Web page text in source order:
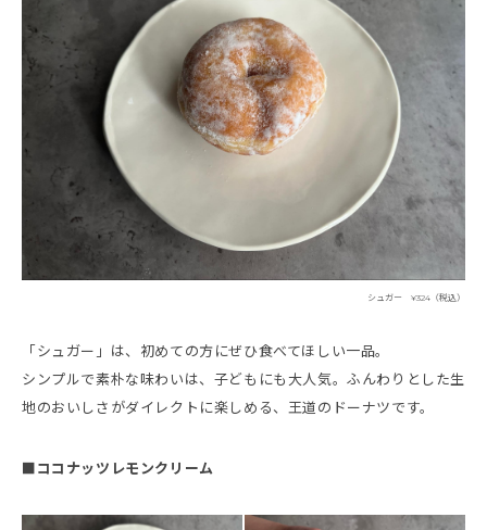
シュガー ¥324（税込）
「シュガー」は、初めての方にぜひ食べてほしい一品。
シンプルで素朴な味わいは、子どもにも大人気。ふんわりとした生
地のおいしさがダイレクトに楽しめる、王道のドーナツです。
■ココナッツレモンクリーム